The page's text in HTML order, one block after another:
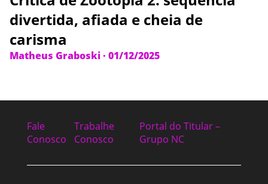
divertida, afiada e cheia de
carisma
Matheus Graboski· 01/12/2025
Fale
Conosco
Trabalhe
Conosco
Portal do Titular –
Grupo NC